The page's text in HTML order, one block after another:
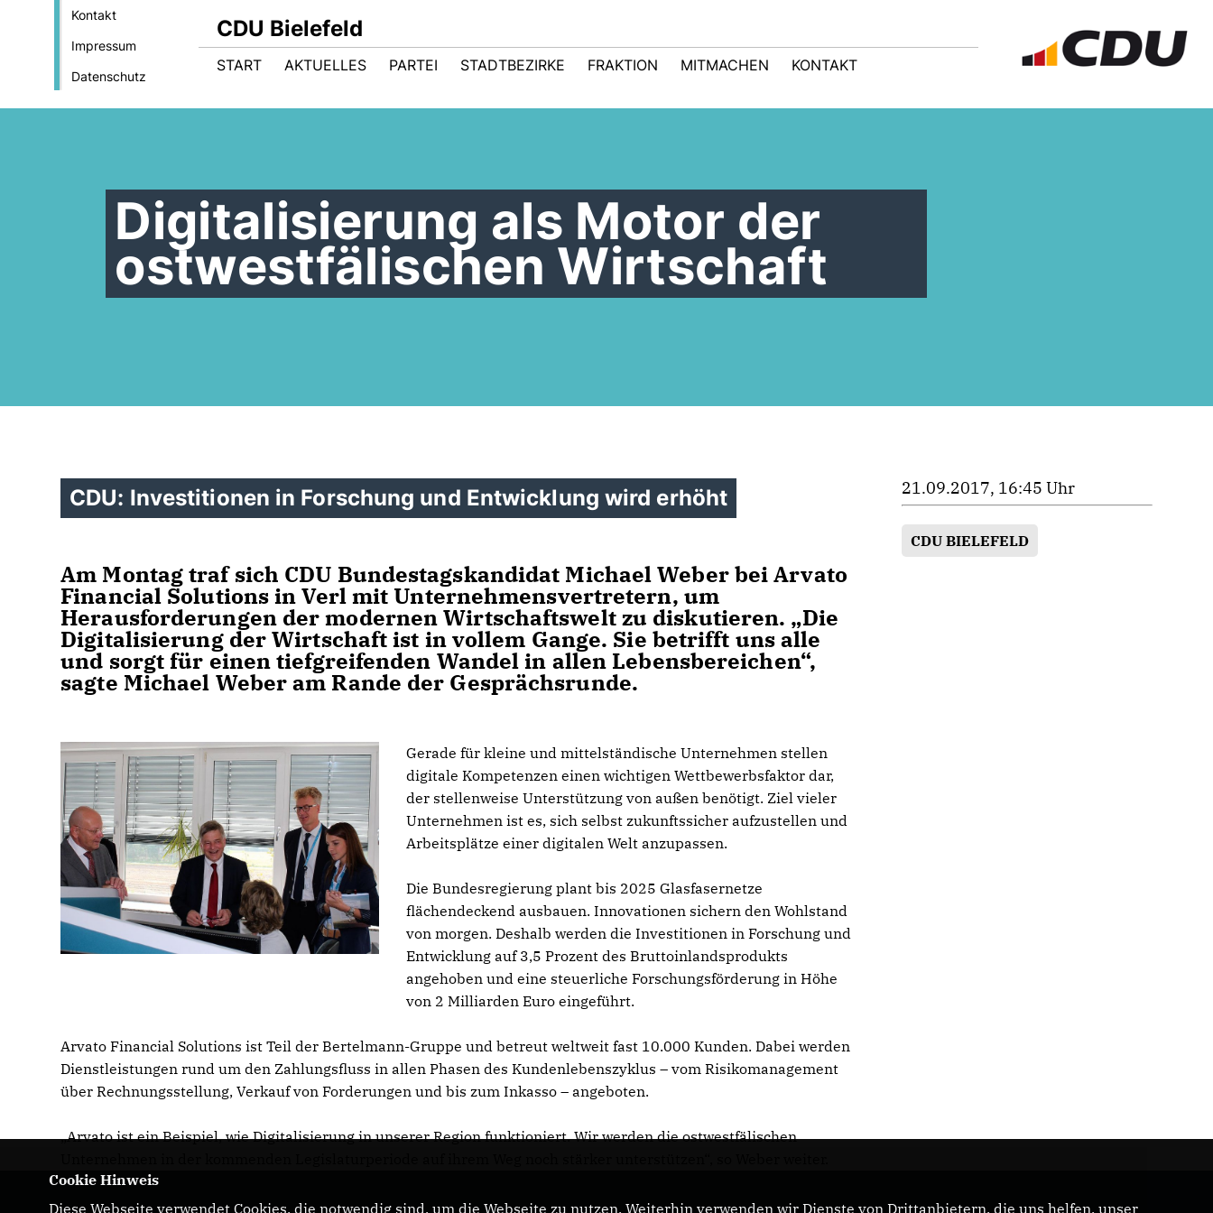
Kontakt
Impressum
Datenschutz
CDU Bielefeld
START AKTUELLES PARTEI STADTBEZIRKE FRAKTION MITMACHEN KONTAKT
Digitalisierung als Motor der
ostwestfälischen Wirtschaft
CDU: Investitionen in Forschung und Entwicklung wird erhöht
Am Montag traf sich CDU Bundestagskandidat Michael Weber bei Arvato
Financial Solutions in Verl mit Unternehmensvertretern, um
Herausforderungen der modernen Wirtschaftswelt zu diskutieren. „Die
Digitalisierung der Wirtschaft ist in vollem Gange. Sie betrifft uns alle
und sorgt für einen tiefgreifenden Wandel in allen Lebensbereichen“,
sagte Michael Weber am Rande der Gesprächsrunde.
Gerade für kleine und mittelständische Unternehmen stellen
digitale Kompetenzen einen wichtigen Wettbewerbsfaktor dar,
der stellenweise Unterstützung von außen benötigt. Ziel vieler
Unternehmen ist es, sich selbst zukunftssicher aufzustellen und
Arbeitsplätze einer digitalen Welt anzupassen.
Die Bundesregierung plant bis 2025 Glasfasernetze
flächendeckend ausbauen. Innovationen sichern den Wohlstand
von morgen. Deshalb werden die Investitionen in Forschung und
Entwicklung auf 3,5 Prozent des Bruttoinlandsprodukts
angehoben und eine steuerliche Forschungsförderung in Höhe
von 2 Milliarden Euro eingeführt.
Arvato Financial Solutions ist Teil der Bertelmann-Gruppe und betreut weltweit fast 10.000 Kunden. Dabei werden
Dienstleistungen rund um den Zahlungsfluss in allen Phasen des Kundenlebenszyklus – vom Risikomanagement
über Rechnungsstellung, Verkauf von Forderungen und bis zum Inkasso – angeboten.
Arvato ist ein Beispiel, wie Digitalisierung in unserer Region funktioniert. Wir werden die ostwestfälischen
21.09.2017, 16:45 Uhr
CDU BIELEFELD
Cookie Hinweis
Diese Webseite verwendet Cookies, die notwendig sind, um die Webseite zu nutzen. Weiterhin verwenden wir Dienste von Drittanbietern, die uns helfen, unser